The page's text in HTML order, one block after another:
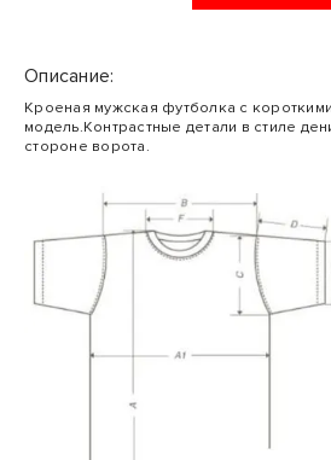
Описание:
Кроеная мужская футболка с
модель.Контрастные детали в стиле
стороне ворота.